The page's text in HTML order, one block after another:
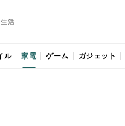
活
ル 家電 ゲーム ガジェット